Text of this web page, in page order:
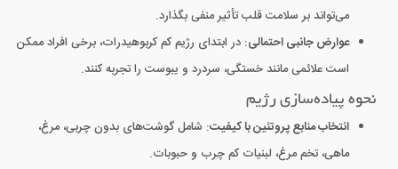
می‌تواند بر سلامت قلب تأثیر منفی بگذارد.
عوارض جانبی احتمالی: در ابتدای رژیم کم کربوهیدرات، برخی افراد ممکن
است علائمی مانند خستگی، سردرد و یبوست را تجربه کنند.
نحوه پیاده‌سازی رژیم
انتخاب منابع پروتئین با کیفیت: شامل گوشت‌های بدون چربی، مرغ،
ماهی، تخم مرغ، لبنیات کم چرب و حبوبات.